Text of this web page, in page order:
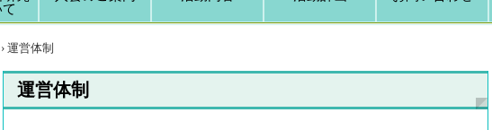
› 運営体制
運営体制